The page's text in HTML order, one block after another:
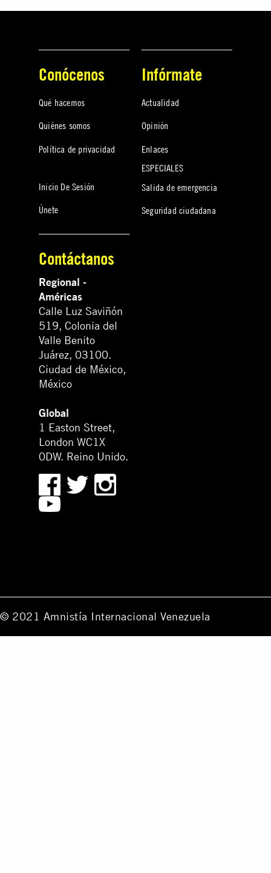
Conócenos
Qué hacemos
Quiénes somos
Política de privacidad
Inicio De Sesión
Únete
Infórmate
Actualidad
Opinión
Enlaces
ESPECIALES
Salida de emergencia
Seguridad ciudadana
Contáctanos
Regional -
Américas
Calle Luz Saviñón
519, Colonia del
Valle Benito
Juárez, 03100.
Ciudad de México,
México
Global
1 Easton Street,
London WC1X
0DW. Reino Unido.
© 2021 Amnistía Internacional Venezuela